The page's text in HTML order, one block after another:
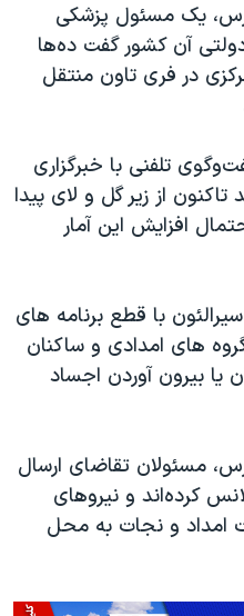
یک مسئول پزشکی
دولتی آن کشور گفت ده‌ها
در فری تاون منتقل
تلفنی با خبرگزاری
دست کم ۱۷۹ جسد تاکنون از زیر گل و لای پیدا
افزایش این آمار
با قطع برنامه های
های امدادی و ساکنان
یا بیرون آوردن اجساد
مسئولان تقاضای ارسال
کرده‌اند و نیروهای
امداد و نجات به محل